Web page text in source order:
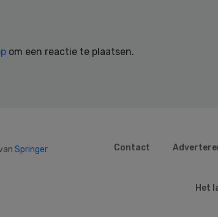
om een reactie te plaatsen.
Springer
Contact
Het